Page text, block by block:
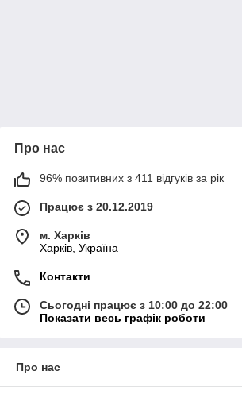
Про нас
96% позитивних з 411 відгуків за рік
Працює з 20.12.2019
м. Харків
Харків, Україна
Контакти
Сьогодні працює з 10:00 до 22:00
Показати весь графік роботи
Про нас